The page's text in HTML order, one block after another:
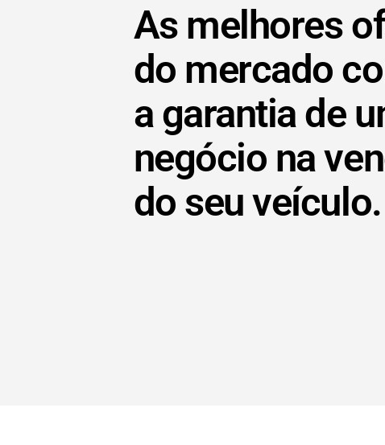
As melhores
do mercado
a garantia de
negócio na
do seu veículo.